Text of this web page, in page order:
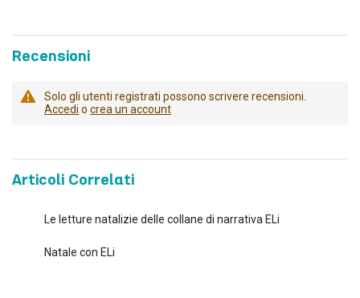
Recensioni
Solo gli utenti registrati possono scrivere recensioni.
Accedi o crea un account
Articoli Correlati
Le letture natalizie delle collane di narrativa ELi
Natale con ELi